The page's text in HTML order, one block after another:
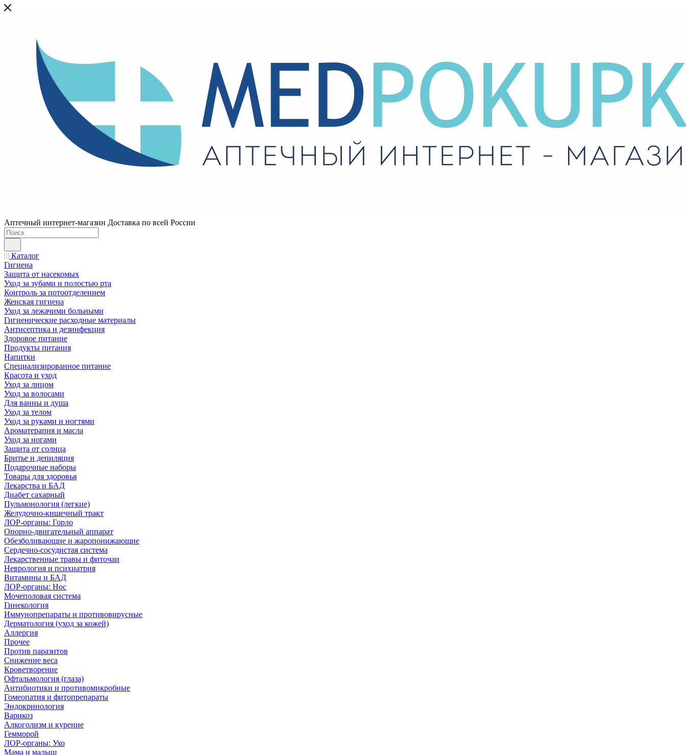
Аптечный интернет-магазин Доставка по всей России
Каталог
Гигиена
Защита от насекомых
Уход за зубами и полостью рта
Контроль за потоотделением
Женская гигиена
Уход за лежачими больными
Гигиенические расходные материалы
Антисептика и дезинфекция
Здоровое питание
Продукты питания
Напитки
Специализированное питание
Красота и уход
Уход за лицом
Уход за волосами
Для ванны и душа
Уход за телом
Уход за руками и ногтями
Ароматерапия и масла
Уход за ногами
Защита от солнца
Бритье и депиляция
Подарочные наборы
Товары для здоровья
Лекарства и БАД
Диабет сахарный
Пульмонология (легкие)
Желудочно-кишечный тракт
ЛОР-органы: Горло
Опорно-двигательный аппарат
Обезболивающие и жаропонижающие
Сердечно-сосудистая система
Лекарственные травы и фиточаи
Неврология и психиатрия
Витамины и БАД
ЛОР-органы: Нос
Мочеполовая система
Гинекология
Иммунопрепараты и противовирусные
Дерматология (уход за кожей)
Аллергия
Прочее
Против паразитов
Снижение веса
Кроветворение
Офтальмология (глаза)
Антибиотики и противомикробные
Гомеопатия и фитопрепараты
Эндокринология
Варикоз
Алкоголизм и курение
Гемморой
ЛОР-органы: Ухо
Мама и малыш